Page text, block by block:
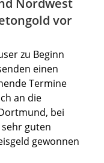
vor
zu Beginn
einen
Termine
an die
bei
guten
gewonnen